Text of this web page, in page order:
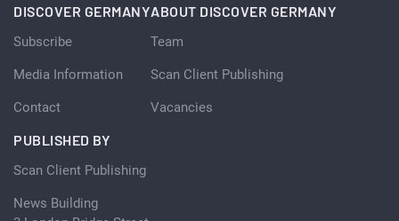
DISCOVER GERMANY
Subscribe
Media Information
Contact
ABOUT DISCOVER GERMANY
Team
Scan Client Publishing
Vacancies
PUBLISHED BY
Scan Client Publishing
News Building